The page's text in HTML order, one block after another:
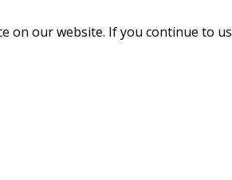
on our website. If you continue to